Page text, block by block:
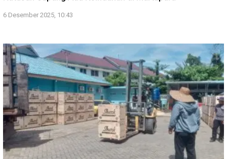
6 Desember 2025, 10:43